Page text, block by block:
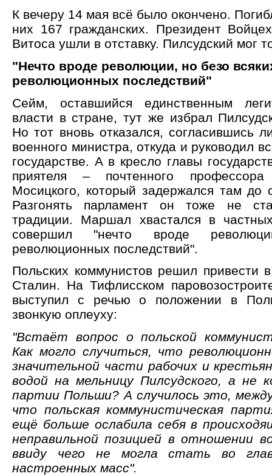
К вечеру 14 мая всё было окончено.
них 167 гражданских. Президент
Витоса ушли в отставку. Пилсудский мог
"Нечто вроде революции, но безо
революционных последствий"
Сейм, оставшийся единственным
власти в стране, тут же избрал
Но тот вновь отказался, согласившись
военного министра, откуда и руководил
государстве. А в кресло главы
приятеля – почтенного
Мосицкого, который задержался там до
Разгонять парламент он тоже не
традиции. Маршал хвастался в
совершил "нечто вроде
революционных последствий".
Польских коммунистов решил привести
Сталин. На Тифлисском
выступил с речью о положении в
звонкую оплеуху:
"Встаёт вопрос о польской
Как могло случиться, что
значительной части рабочих и
водой на мельницу Пилсудского, а не
партии Польши? А случилось это,
что польская коммунистическая
ещё больше ослабила себя в
неправильной позицией в отношении
ввиду чего не могла стать во
настроенных масс".